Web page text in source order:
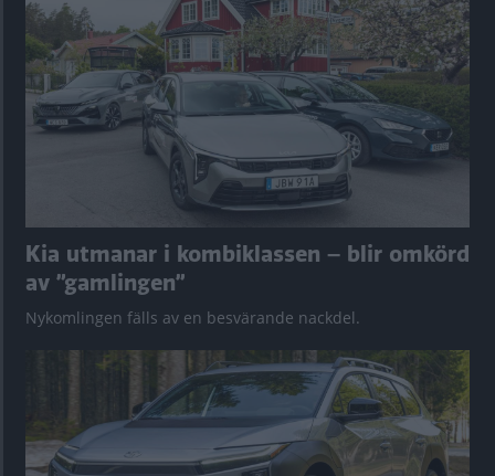
Kia utmanar i kombiklassen – blir omkörd
av ”gamlingen”
Nykomlingen fälls av en besvärande nackdel.